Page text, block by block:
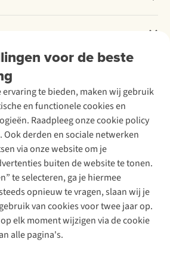
voor de beste
ervaring te bieden, maken wij gebruik
en functionele cookies en
Raadpleeg onze cookie policy
derden en sociale netwerken
via onze website om je
buiten de website te tonen.
te selecteren, ga je hiermee
opnieuw te vragen, slaan wij je
van cookies voor twee jaar op.
elk moment wijzigen via de cookie
alle pagina's.
Follow us
Policy
Algemene voorwaarden
Cookie Policy